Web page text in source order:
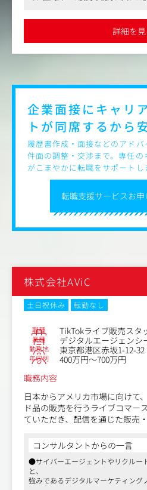
・インフルエンサーや他ブラン
・イベント参加者からのUGC（
・リール/フィード/映像コンテ
・既存の手法だけに捉われない
画と実行
・パートナー企業、デザイナー
の円滑なコミュニケーション
【入社後の取り組みイメージ】
・入社1～2ヶ月：認知～集客を
・入社2～3ヶ月目以降：フロン
ゆくゆくはマネージャーを目指
ップをはかることが可能です。
ことで、成長市場で前例を作るやり
●フレックスタイム制や週2～3日の
軟な働き方が可能。年間休日126日
がら働けます
詳細を見
転職支援サービスお申
企業面接にキャリ
トが同席するから
履歴書作成・面接などのアド
件面の調整・交渉まで。専任の
がこまやかに転職をサポートし
株式会社AViC
土日祝休み
転勤なし
職種 TikTokライブ販売スタ
業種 デジタルエージェンシ
勤務地 東京都港区赤坂1-12-
年収例
400万円～700万円
職務内容
日本からアメリカ市場に向けて
ド品の販売を行うライブコマー
ていただき、配信を通じた販売
商品選定から実際のライブ配信
でご担当いただきます。
■具体的な業務内容
コンサルタントからの一言
●サイバーエージェントやリクルー
と、
強みであるデジタルマーケティング